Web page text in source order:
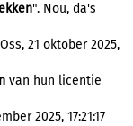
". Nou, da's
21 oktober 2025,
van hun licentie
2025, 17:21:17